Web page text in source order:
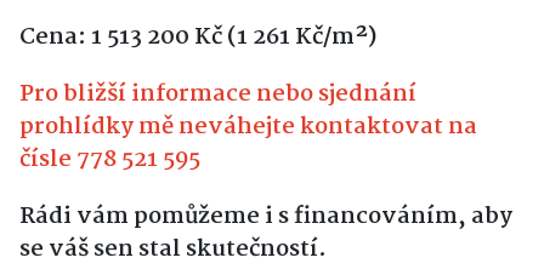
Cena: 1 513 200 Kč (1 261 Kč/m²)
Pro bližší informace nebo sjednání
prohlídky mě neváhejte kontaktovat na
čísle 778 521 595
Rádi vám pomůžeme i s financováním, aby
se váš sen stal skutečností.